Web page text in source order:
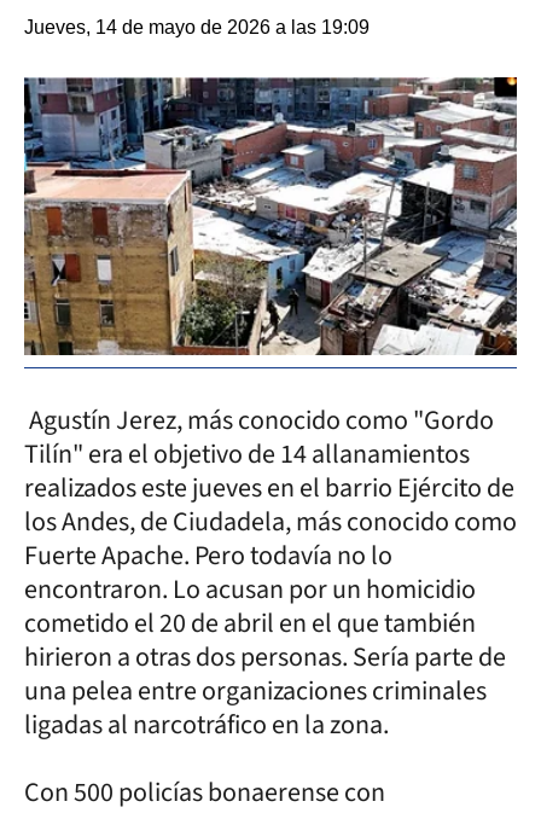
Jueves, 14 de mayo de 2026 a las 19:09
Agustín Jerez, más conocido como "Gordo
Tilín" era el objetivo de 14 allanamientos
realizados este jueves en el barrio Ejército de
los Andes, de Ciudadela, más conocido como
Fuerte Apache. Pero todavía no lo
encontraron. Lo acusan por un homicidio
cometido el 20 de abril en el que también
hirieron a otras dos personas. Sería parte de
una pelea entre organizaciones criminales
ligadas al narcotráfico en la zona.
Con 500 policías bonaerense con